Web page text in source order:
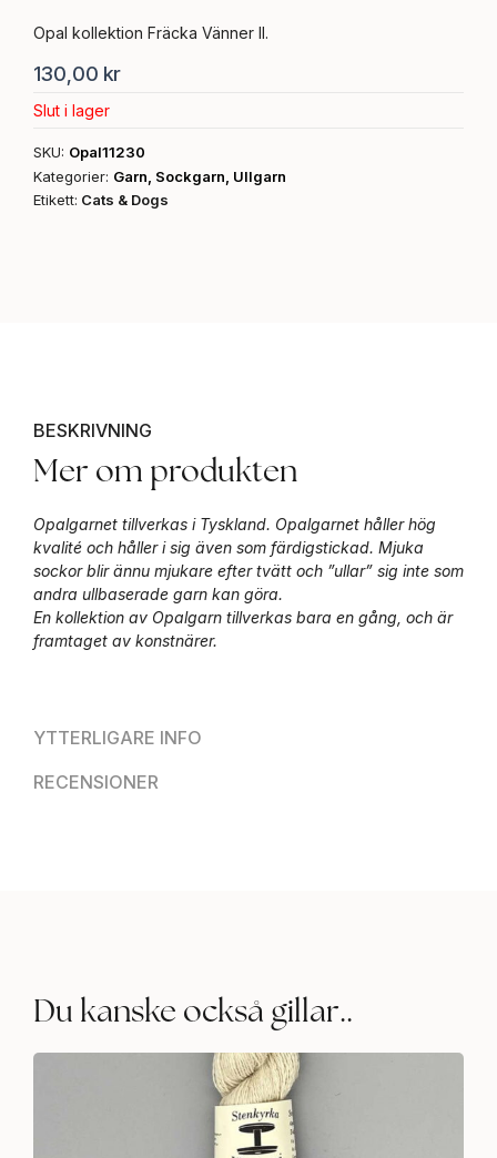
Opal kollektion Fräcka Vänner ll.
130,00 kr
Slut i lager
SKU: Opal11230
Kategorier: Garn Sockgarn Ullgarn
Etikett: Cats & Dogs
BESKRIVNING
YTTERLIGARE INFO
RECENSIONER
Mer om produkten
Opalgarnet tillverkas i Tyskland. Opalgarnet håller hög
kvalité och håller i sig även som färdigstickad. Mjuka
sockor blir ännu mjukare efter tvätt och ”ullar” sig inte som
andra ullbaserade garn kan göra.
En kollektion av Opalgarn tillverkas bara en gång, och är
framtaget av konstnärer.
Du kanske också gillar..